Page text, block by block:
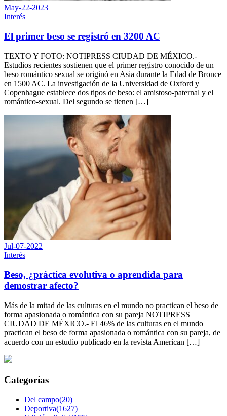
May-22-2023
Interés
El primer beso se registró en 3200 AC
TEXTO Y FOTO: NOTIPRESS CIUDAD DE MÉXICO.-
Estudios recientes sostienen que el primer registro conocido de un
beso romántico sexual se originó en Asia durante la Edad de Bronce
en 1500 AC. La investigación de la Universidad de Oxford y
Copenhague establece dos tipos de beso: el amistoso-paternal y el
romántico-sexual. Del segundo se tienen […]
Jul-07-2022
Interés
Beso, ¿práctica evolutiva o aprendida para
demostrar afecto?
Más de la mitad de las culturas en el mundo no practican el beso de
forma apasionada o romántica con su pareja NOTIPRESS
CIUDAD DE MÉXICO.- El 46% de las culturas en el mundo
practican el beso de forma apasionada o romántica con su pareja, de
acuerdo con un estudio publicado en la revista American […]
Categorías
Del campo(20)
Deportiva(1627)